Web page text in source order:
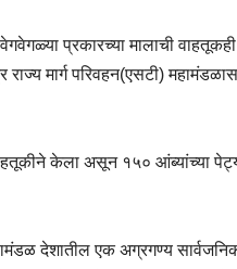
प्रकारच्या मालाची
राज्य मार्ग परिवहन(एसटी)
केला असून १५० आंब्यांच्या
देशातील एक अग्रगण्य